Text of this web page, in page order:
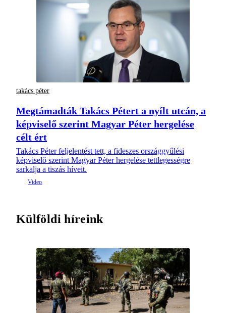
takács péter
Megtámadták Takács Pétert a nyílt utcán, a
képviselő szerint Magyar Péter hergelése
célt ért
Takács Péter feljelentést tett, a fideszes országgyűlési
képviselő szerint Magyar Péter hergelése tettlegességre
sarkalja a tiszás híveit.
Külföldi híreink